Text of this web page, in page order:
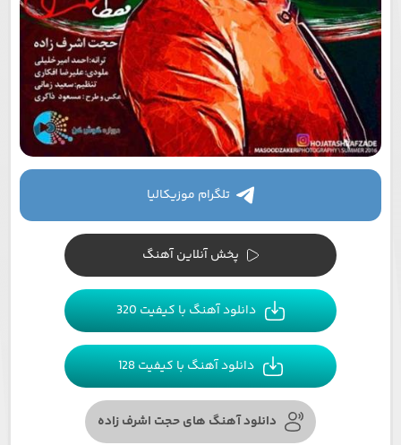
تلگرام موزیکالیا
پخش آنلاین آهنگ
دانلود آهنگ با کیفیت 320
دانلود آهنگ با کیفیت 128
دانلود آهنگ های حجت اشرف زاده